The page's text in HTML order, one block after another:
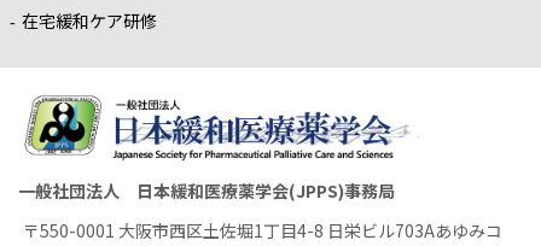
在宅緩和ケア研修
一般社団法人 日本緩和医療薬学会(JPPS)事務局
〒550-0001 大阪市西区土佐堀1丁目4-8 日栄ビル703Aあゆみコ